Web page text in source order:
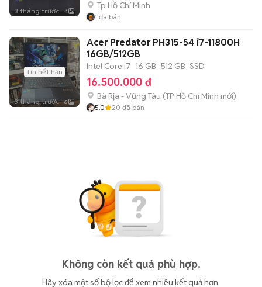
3 tháng trước 4
Tp Hồ Chí Minh
1 đã bán
Tin hết hạn
3 tháng trước 6
Acer Predator PH315-54 i7-11800H
16GB/512GB
Intel Core i7 16 GB 512 GB SSD
16.500.000 đ
Bà Rịa - Vũng Tàu (TP Hồ Chí Minh mới)
5.0 20 đã bán
Không còn kết quả phù hợp.
Hãy xóa một số bộ lọc để xem nhiều kết quả hơn.